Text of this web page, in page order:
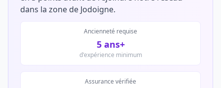
dans la zone de Jodoigne.
Ancienneté requise
5 ans+
d'expérience minimum
Assurance vérifiée